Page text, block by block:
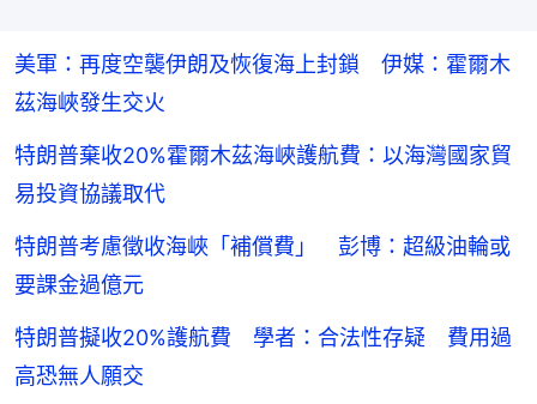
美軍：再度空襲伊朗及恢復海上封鎖 伊媒：霍爾木
茲海峽發生交火
特朗普棄收20%霍爾木茲海峽護航費：以海灣國家貿
易投資協議取代
特朗普考慮徵收海峽「補償費」 彭博：超級油輪或
要課金過億元
特朗普擬收20%護航費 學者：合法性存疑 費用過
高恐無人願交